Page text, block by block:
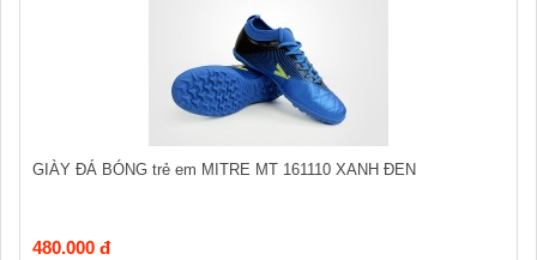
GIÀY ĐÁ BÓNG trẻ em MITRE MT 161110 XANH ĐEN
480.000 đ